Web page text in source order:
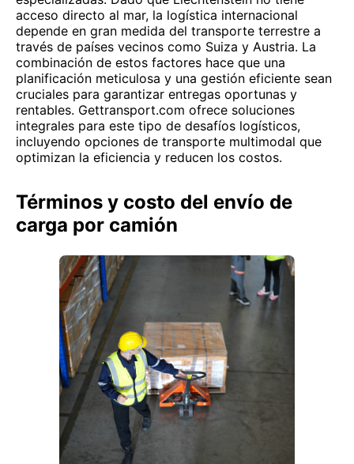
acceso directo al mar, la logística internacional
depende en gran medida del transporte terrestre a
través de países vecinos como Suiza y Austria. La
combinación de estos factores hace que una
planificación meticulosa y una gestión eficiente sean
cruciales para garantizar entregas oportunas y
rentables. Gettransport.com ofrece soluciones
integrales para este tipo de desafíos logísticos,
incluyendo opciones de transporte multimodal que
optimizan la eficiencia y reducen los costos.
Términos y costo del envío de
carga por camión